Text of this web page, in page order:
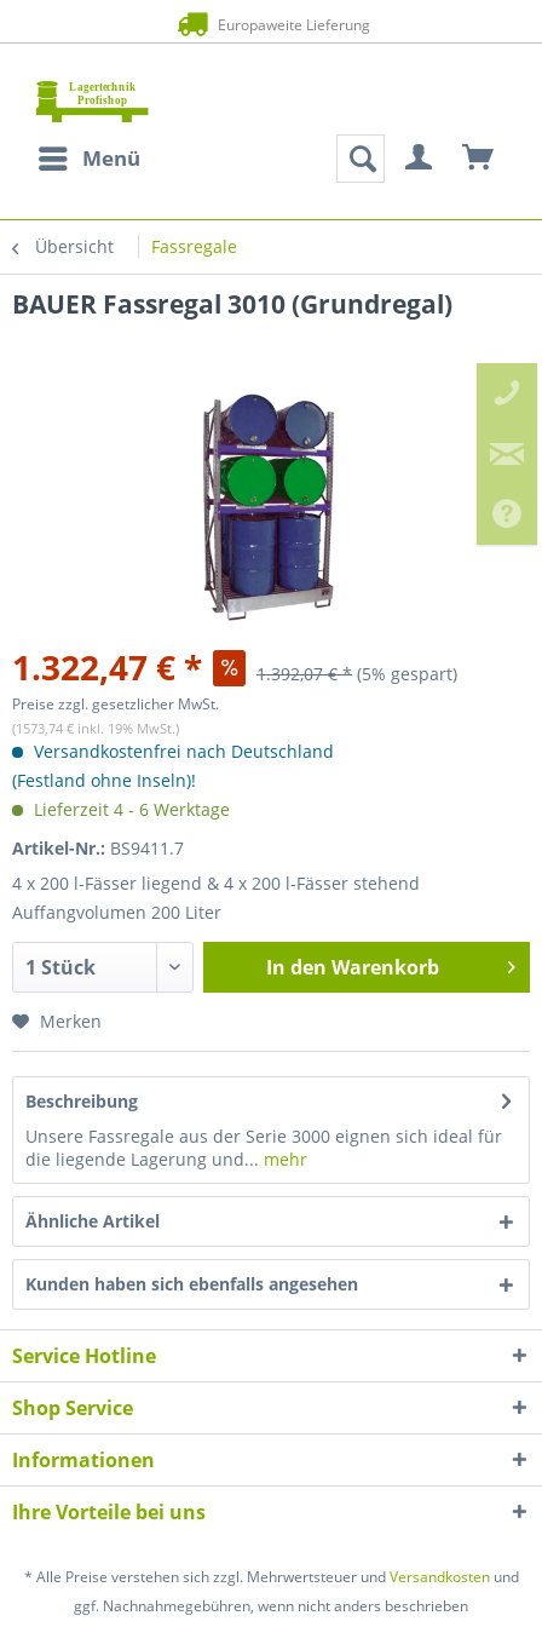
Europaweite Lieferung
Menü
Übersicht Fassregale
BAUER Fassregal 3010 (Grundregal)
1.322,47 € * 1.392,07 € * (5% gespart)
Preise zzgl. gesetzlicher MwSt.
(1573,74 € inkl. 19% MwSt.)
Versandkostenfrei nach Deutschland
(Festland ohne Inseln)!
Lieferzeit 4 - 6 Werktage
Artikel-Nr.: BS9411.7
4 x 200 l-Fässer liegend & 4 x 200 l-Fässer stehend
Auffangvolumen 200 Liter
In den Warenkorb
Merken
Beschreibung
Unsere Fassregale aus der Serie 3000 eignen sich ideal für
die liegende Lagerung und... mehr
Ähnliche Artikel
Kunden haben sich ebenfalls angesehen
Service Hotline
Shop Service
Informationen
Ihre Vorteile bei uns
* Alle Preise verstehen sich zzgl. Mehrwertsteuer undVersandkostenund
ggf. Nachnahmegebühren, wenn nicht anders beschrieben